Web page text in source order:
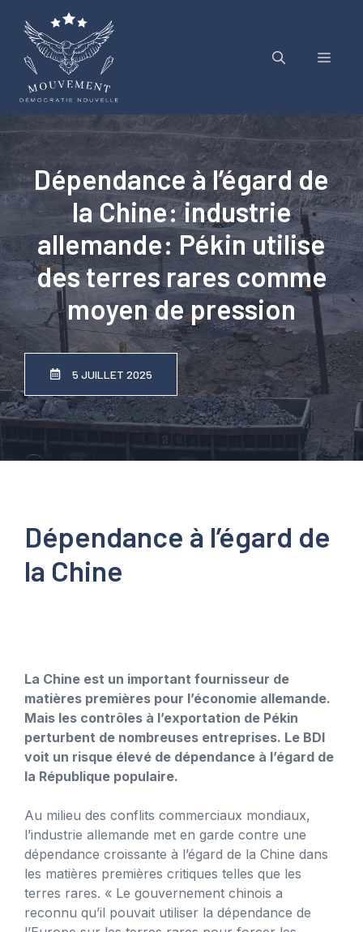
contenu
Menu
Dépendance à l’égard de
la Chine: industrie
allemande: Pékin utilise
des terres rares comme
moyen de pression
5 JUILLET 2025
Dépendance à l’égard de
la Chine
La Chine est un important fournisseur de
matières premières pour l’économie allemande.
Mais les contrôles à l’exportation de Pékin
perturbent de nombreuses entreprises. Le BDI
voit un risque élevé de dépendance à l’égard de
la République populaire.
Au milieu des conflits commerciaux mondiaux,
l’industrie allemande met en garde contre une
dépendance croissante à l’égard de la Chine dans
les matières premières critiques telles que les
terres rares. « Le gouvernement chinois a
reconnu qu’il pouvait utiliser la dépendance de